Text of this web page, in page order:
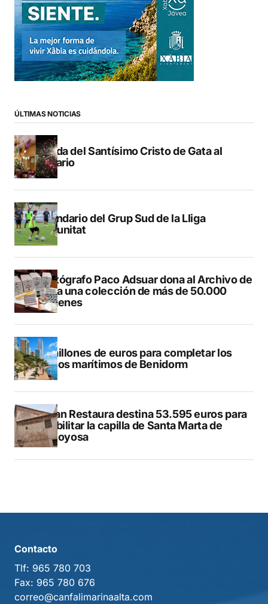
ÚLTIMAS NOTICIAS
Subida del Santísimo Cristo de Gata al
Calvario
Calendario del Grup Sud de la Lliga
Comunitat
El fotógrafo Paco Adsuar dona al Archivo de
Dénia una colección de más de 50.000
imágenes
50 millones de euros para completar los
paseos marítimos de Benidorm
El Plan Restaura destina 53.595 euros para
rehabilitar la capilla de Santa Marta de
Villajoyosa
Contacto
Tlf: 965 780 703
Fax: 965 780 676
correo@canfalimarinaalta.com